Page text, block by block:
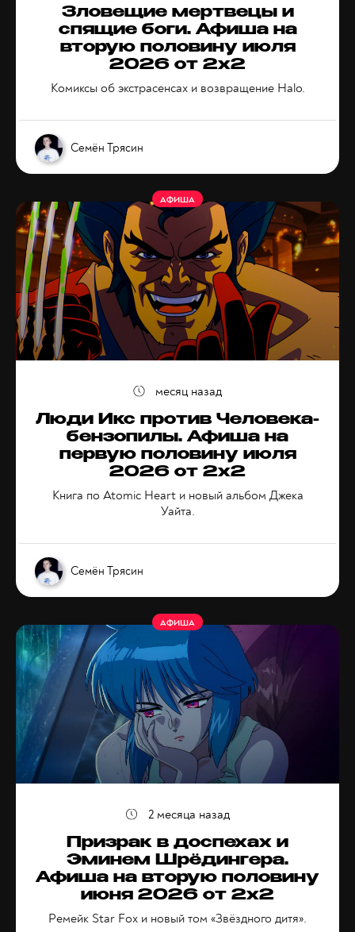
Зловещие мертвецы и
спящие боги. Афиша на
вторую половину июля
2026 от 2x2
Комиксы об экстрасенсах и возвращение Halo.
Семён Трясин
Люди Икс против Человека-
бензопилы. Афиша на
первую половину июля
2026 от 2x2
Книга по Atomic Heart и новый альбом Джека
Уайта.
АФИША
Семён Трясин
месяц назад
Призрак в доспехах и
Эминем Шрёдингера.
Афиша на вторую половину
июня 2026 от 2x2
Ремейк Star Fox и новый том «Звёздного дитя».
АФИША
2 месяца назад